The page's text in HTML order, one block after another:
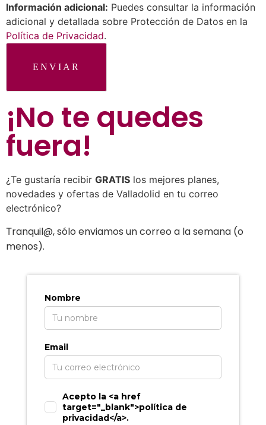
Información adicional: Puedes consultar la información
adicional y detallada sobre Protección de Datos en la
Política de Privacidad.
ENVIAR
¡No te quedes
fuera!
¿Te gustaría recibir GRATIS los mejores planes,
novedades y ofertas de Valladolid en tu correo
electrónico?
Tranquil@, sólo enviamos un correo a la semana (o
menos).